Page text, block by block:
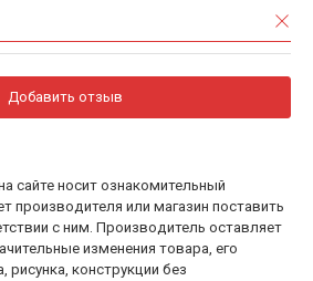
Добавить отзыв
сайте носит ознакомительный
производителя или магазин поставить
с ним. Производитель оставляет
изменения товара, его
рисунка, конструкции без